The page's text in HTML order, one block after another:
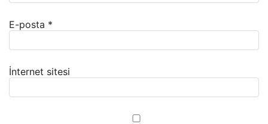
E-posta *
İnternet sitesi